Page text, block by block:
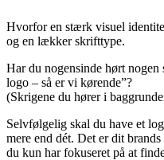
Hvorfor en stærk visuel
og en lækker skrifttype.
Har du nogensinde hørt
logo – så er vi kørende”?
(Skrigene du hører i
Selvfølgelig skal du have et
mere end dét. Det er dit
du kun har fokuseret på at